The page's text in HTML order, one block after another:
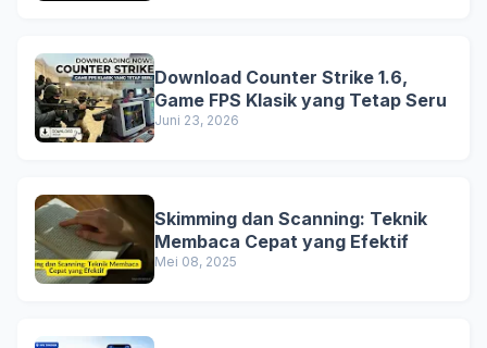
Download Counter Strike 1.6,
Game FPS Klasik yang Tetap Seru
Juni 23, 2026
Skimming dan Scanning: Teknik
Membaca Cepat yang Efektif
Mei 08, 2025